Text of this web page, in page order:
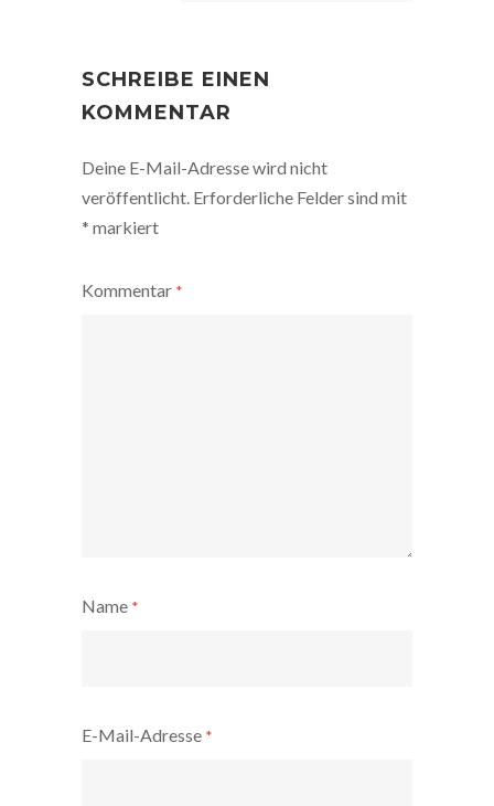
SCHREIBE EINEN
KOMMENTAR
Deine E-Mail-Adresse wird nicht
veröffentlicht. Erforderliche Felder sind mit
* markiert
Kommentar *
Name *
E-Mail-Adresse *